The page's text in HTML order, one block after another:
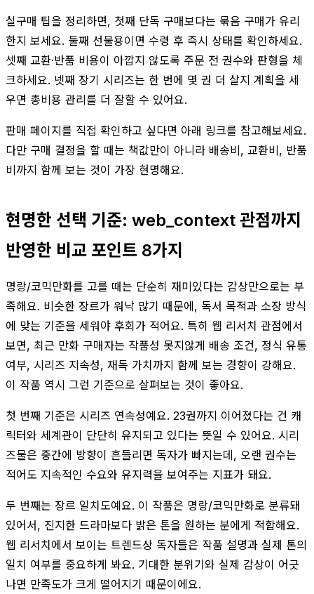
실구매 팁을 정리하면, 첫째 단독 구매보다는 묶음 구매가 유리
한지 보세요. 둘째 선물용이면 수령 후 즉시 상태를 확인하세요.
셋째 교환·반품 비용이 아깝지 않도록 주문 전 권수와 판형을 체
크하세요. 넷째 장기 시리즈는 한 번에 몇 권 더 살지 계획을 세
우면 총비용 관리를 더 잘할 수 있어요.
판매 페이지를 직접 확인하고 싶다면 아래 링크를 참고해보세요.
다만 구매 결정을 할 때는 책값만이 아니라 배송비, 교환비, 반품
비까지 함께 보는 것이 가장 현명해요.
현명한 선택 기준: web_context 관점까지
반영한 비교 포인트 8가지
명랑/코믹만화를 고를 때는 단순히 재미있다는 감상만으로는 부
족해요. 비슷한 장르가 워낙 많기 때문에, 독서 목적과 소장 방식
에 맞는 기준을 세워야 후회가 적어요. 특히 웹 리서치 관점에서
보면, 최근 만화 구매자는 작품성 못지않게 배송 조건, 정식 유통
여부, 시리즈 지속성, 재독 가치까지 함께 보는 경향이 강해요.
이 작품 역시 그런 기준으로 살펴보는 것이 좋아요.
첫 번째 기준은 시리즈 연속성예요. 23권까지 이어졌다는 건 캐
릭터와 세계관이 단단히 유지되고 있다는 뜻일 수 있어요. 시리
즈물은 중간에 방향이 흔들리면 독자가 빠지는데, 오랜 권수는
적어도 지속적인 수요와 유지력을 보여주는 지표가 돼요.
두 번째는 장르 일치도예요. 이 작품은 명랑/코믹만화로 분류돼
있어서, 진지한 드라마보다 밝은 톤을 원하는 분에게 적합해요.
웹 리서치에서 보이는 트렌드상 독자들은 작품 설명과 실제 톤의
일치 여부를 중요하게 봐요. 기대한 분위기와 실제 감상이 어긋
나면 만족도가 크게 떨어지기 때문이에요.